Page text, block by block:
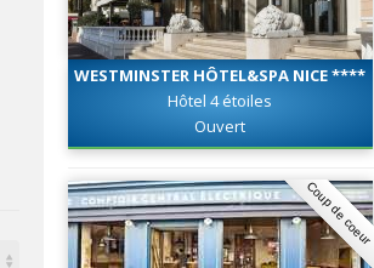
WESTMINSTER HÔTEL&SPA NICE ****
Hôtel 4 étoiles
Ouvert
Coup de coeur